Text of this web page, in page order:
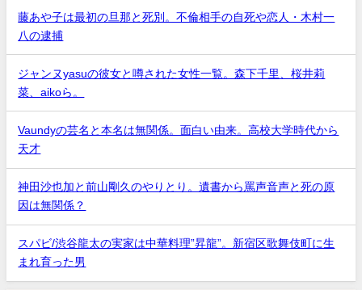
藤あや子は最初の旦那と死別。不倫相手の自死や恋人・木村一
八の逮捕
ジャンヌyasuの彼女と噂された女性一覧。森下千里、桜井莉
菜、aikoら。
Vaundyの芸名と本名は無関係。面白い由来。高校大学時代から
天才
神田沙也加と前山剛久のやりとり。遺書から罵声音声と死の原
因は無関係？
スパビ/渋谷龍太の実家は中華料理”昇龍”。新宿区歌舞伎町に生
まれ育った男